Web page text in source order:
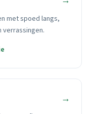
met spoed langs,
verrassingen.
→